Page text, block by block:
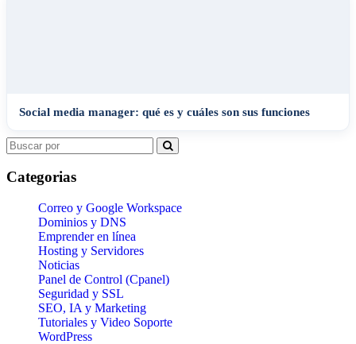
Social media manager: qué es y cuáles son sus funciones
Search
for:
Categorias
Correo y Google Workspace
Dominios y DNS
Emprender en línea
Hosting y Servidores
Noticias
Panel de Control (Cpanel)
Seguridad y SSL
SEO, IA y Marketing
Tutoriales y Video Soporte
WordPress